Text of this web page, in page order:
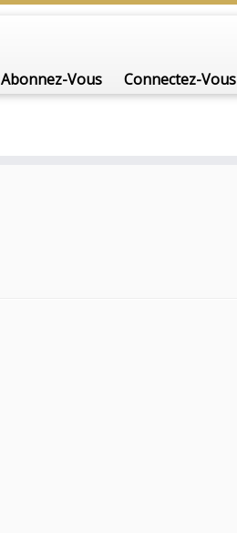
Abonnez-Vous Connectez-Vous